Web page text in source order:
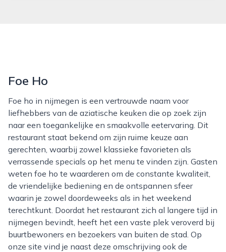
Foe Ho
Foe ho in nijmegen is een vertrouwde naam voor
liefhebbers van de aziatische keuken die op zoek zijn
naar een toegankelijke en smaakvolle eetervaring. Dit
restaurant staat bekend om zijn ruime keuze aan
gerechten, waarbij zowel klassieke favorieten als
verrassende specials op het menu te vinden zijn. Gasten
weten foe ho te waarderen om de constante kwaliteit,
de vriendelijke bediening en de ontspannen sfeer
waarin je zowel doordeweeks als in het weekend
terechtkunt. Doordat het restaurant zich al langere tijd in
nijmegen bevindt, heeft het een vaste plek veroverd bij
buurtbewoners en bezoekers van buiten de stad. Op
onze site vind je naast deze omschrijving ook de